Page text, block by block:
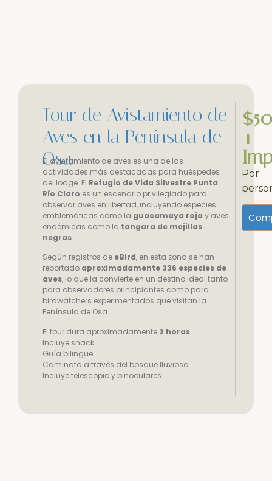
Tour de Avistamiento de
Aves en la Península de
Osa
El avistamiento de aves es una de las
actividades más destacadas para huéspedes
del lodge. El Refugio de Vida Silvestre Punta
Río Claro es un escenario privilegiado para
observar aves en libertad, incluyendo especies
emblemáticas como la guacamaya roja y aves
endémicas como la tangara de mejillas
negras.
Según registros de eBird, en esta zona se han
reportado aproximadamente 336 especies de
aves, lo que la convierte en un destino ideal tanto
para observadores principiantes como para
birdwatchers experimentados que visitan la
Península de Osa.
El tour dura aproximadamente 2 horas.
Incluye snack.
Guía bilingüe.
Caminata a través del bosque lluvioso.
Incluye telescopio y binoculares.
$50
+
Por